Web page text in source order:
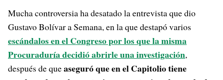
Mucha controversia ha desatado la entrevista que dio
Gustavo Bolívar a Semana, en la que destapó varios
escándalos en el Congreso por los que la misma
Procuraduría decidió abrirle una investigación,
después de queaseguró que en el Capitolio tiene